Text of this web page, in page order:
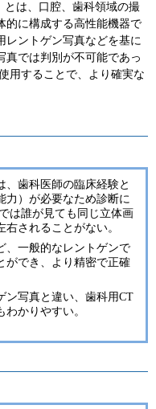
とは、口腔、歯科領域の撮
的に構成する高性能機器で
レントゲン写真などを基に
真では判別が不可能であっ
用することで、より確実な
、歯科医師の臨床経験と
力）が必要なため診断に
は誰が見ても同じ立体画
されることがない。
、一般的なレントゲンで
ができ、より精密で正確
ン写真と違い、歯科用CT
かりやすい。